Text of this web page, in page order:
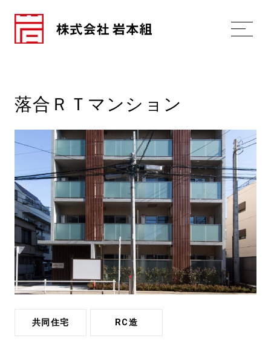
落合ＲＴマンション
共同住宅 RC造